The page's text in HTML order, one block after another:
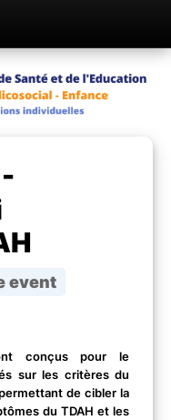
event
conçus pour le
sur les critères du
de cibler la
du TDAH et les